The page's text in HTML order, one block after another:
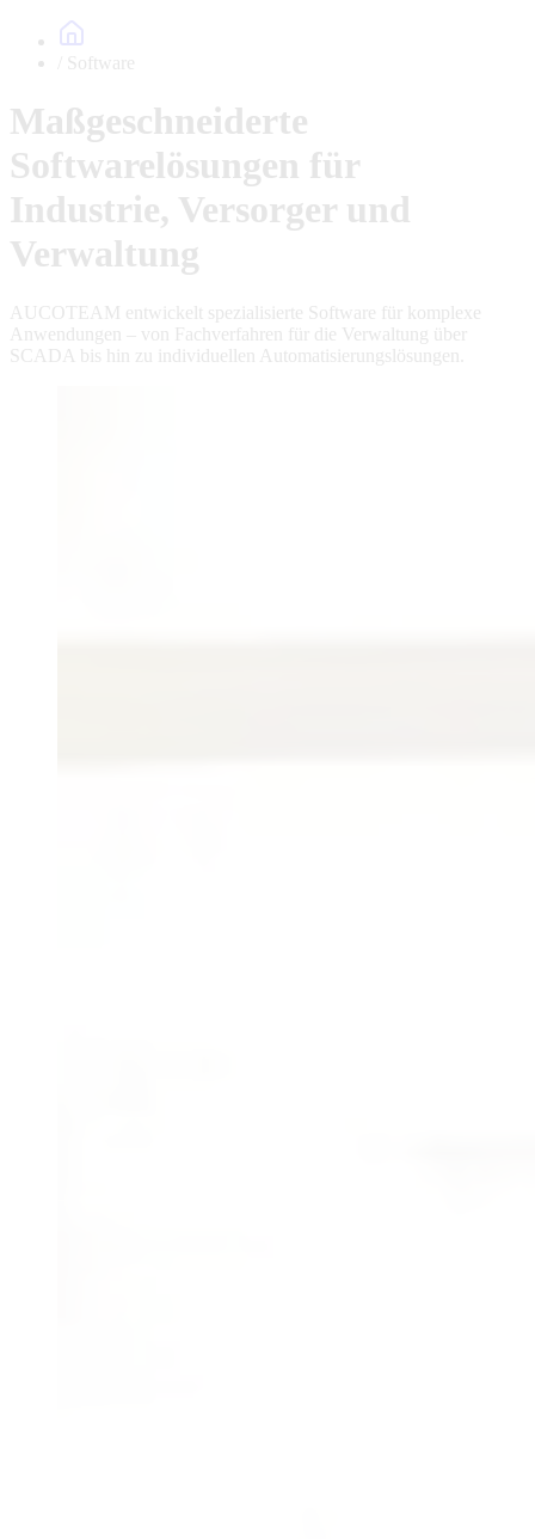
Software
Maßgeschneiderte
Softwarelösungen für
Industrie, Versorger und
Verwaltung
AUCOTEAM entwickelt spezialisierte Software für komplexe
Anwendungen – von Fachverfahren für die Verwaltung über
SCADA bis hin zu individuellen Automatisierungslösungen.